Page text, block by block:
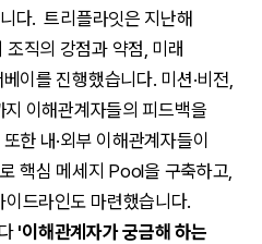
다. 트리플라잇은 지난해
직의 강점과 약점, 미래
이를 진행했습니다. 미션·비전,
이해관계자들의 피드백을
한 내·외부 이해관계자들이
핵심 메세지 Pool을 구축하고,
드라인도 마련했습니다.
'이해관계자가 궁금해 하는